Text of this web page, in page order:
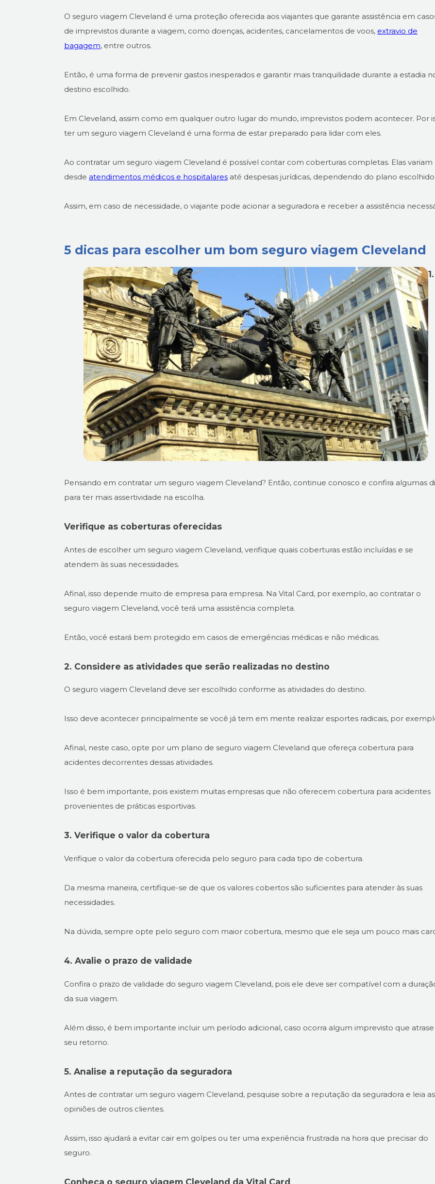
O seguro viagem Cleveland é uma proteção oferecida aos viajantes que garante assistência em
de imprevistos durante a viagem, como doenças, acidentes, cancelamentos de voos, extravio de
bagagem, entre outros.
Então, é uma forma de prevenir gastos inesperados e garantir mais tranquilidade durante a estadia
destino escolhido.
Em Cleveland, assim como em qualquer outro lugar do mundo, imprevistos podem acontecer. Por
ter um seguro viagem Cleveland é uma forma de estar preparado para lidar com eles.
Ao contratar um seguro viagem Cleveland é possível contar com coberturas completas. Elas variam
desde atendimentos médicos e hospitalares até despesas jurídicas, dependendo do plano
Assim, em caso de necessidade, o viajante pode acionar a seguradora e receber a assistência
5 dicas para escolher um bom seguro viagem Cleveland
Pensando em contratar um seguro viagem Cleveland? Então, continue conosco e confira algumas
para ter mais assertividade na escolha.
1.
Verifique as coberturas oferecidas
Antes de escolher um seguro viagem Cleveland, verifique quais coberturas estão incluídas e se
atendem às suas necessidades.
Afinal, isso depende muito de empresa para empresa. Na Vital Card, por exemplo, ao contratar o
seguro viagem Cleveland, você terá uma assistência completa.
Então, você estará bem protegido em casos de emergências médicas e não médicas.
2. Considere as atividades que serão realizadas no destino
O seguro viagem Cleveland deve ser escolhido conforme as atividades do destino.
Isso deve acontecer principalmente se você já tem em mente realizar esportes radicais, por
Afinal, neste caso, opte por um plano de seguro viagem Cleveland que ofereça cobertura para
acidentes decorrentes dessas atividades.
Isso é bem importante, pois existem muitas empresas que não oferecem cobertura para acidentes
provenientes de práticas esportivas.
3. Verifique o valor da cobertura
Verifique o valor da cobertura oferecida pelo seguro para cada tipo de cobertura.
Da mesma maneira, certifique-se de que os valores cobertos são suficientes para atender às suas
necessidades.
Na dúvida, sempre opte pelo seguro com maior cobertura, mesmo que ele seja um pouco mais
4. Avalie o prazo de validade
Confira o prazo de validade do seguro viagem Cleveland, pois ele deve ser compatível com a
da sua viagem.
Além disso, é bem importante incluir um período adicional, caso ocorra algum imprevisto que atrase
seu retorno.
5. Analise a reputação da seguradora
Antes de contratar um seguro viagem Cleveland, pesquise sobre a reputação da seguradora e leia as
opiniões de outros clientes.
Assim, isso ajudará a evitar cair em golpes ou ter uma experiência frustrada na hora que precisar do
seguro.
Conheça o seguro viagem Cleveland da Vital Card